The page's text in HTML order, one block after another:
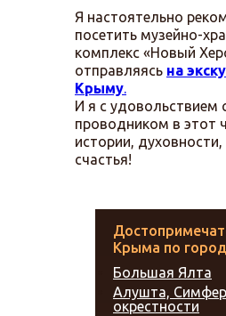
Я настоятельно
посетить музейно-
комплекс «Новый
отправляясь на
Крыму
И я с удовольствием
проводником в этот
истории,
счастья!
Крыма по
Большая Ялта
Алушта,
окрестности